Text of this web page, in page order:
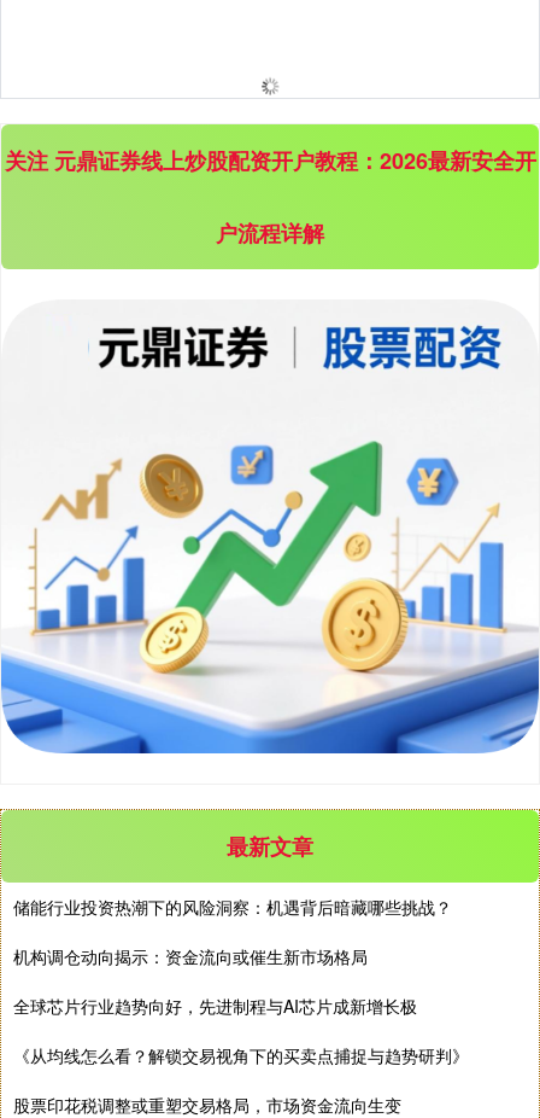
深证成指 14311.01 +200.89 +1.42%
沪深300 4694.44 +43.13 +0.93%
创业板指 3563.12 +47.56 +1.35%
关注 元鼎证券线上炒股配资开户教程：2026最新安全开
户流程详解
最新文章
储能行业投资热潮下的风险洞察：机遇背后暗藏哪些挑战？
机构调仓动向揭示：资金流向或催生新市场格局
全球芯片行业趋势向好，先进制程与AI芯片成新增长极
《从均线怎么看？解锁交易视角下的买卖点捕捉与趋势研判》
股票印花税调整或重塑交易格局，市场资金流向生变